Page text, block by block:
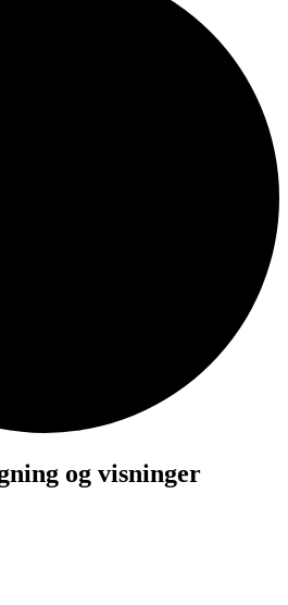
og visninger